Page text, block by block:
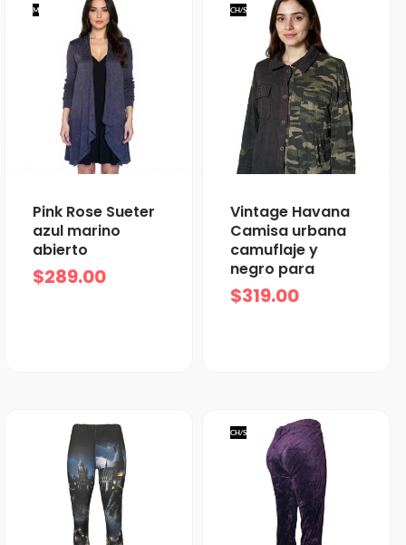
M
Pink Rose Sueter
azul marino
abierto
$289.00
CH/S
Vintage Havana
Camisa urbana
camuflaje y
negro para
$319.00
CH/S